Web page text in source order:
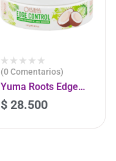
(0 Comentarios)
Yuma Roots Edge
Control Coco
$ 28.500
-